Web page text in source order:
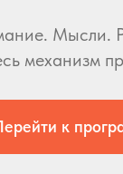
Мысли.
механизм
к